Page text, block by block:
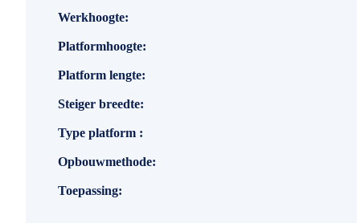
Specificaties
Werkhoogte
Platformhoogte
Platform lengte
Steiger breedte
Type platform
Opbouwmethode
Toepassing